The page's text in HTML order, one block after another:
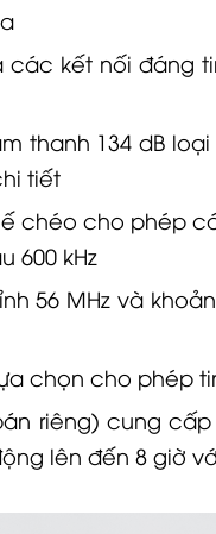
các kết nối đáng
thanh 134 dB
tiết
chéo cho phép
600 kHz
56 MHz và
chọn cho phép
riêng) cung
lên đến 8 giờ